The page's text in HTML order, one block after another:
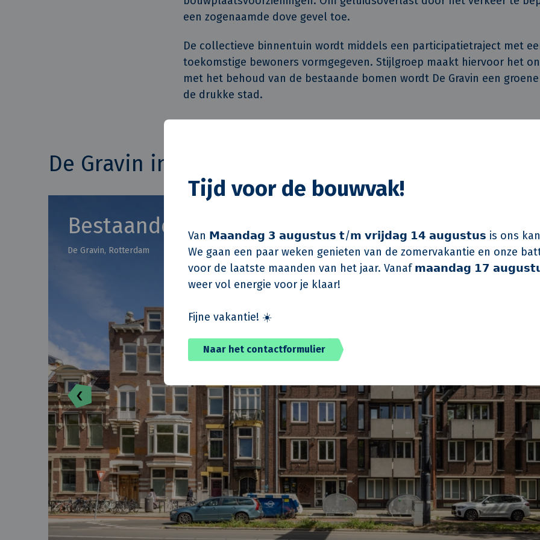
Tijd voor de bouwvak!
Van 𝗠𝗮𝗮𝗻𝗱𝗮𝗴 𝟯 𝗮𝘂𝗴𝘂𝘀𝘁𝘂𝘀 𝘁/𝗺 𝘃𝗿𝗶𝗷𝗱𝗮𝗴 𝟭𝟰 𝗮𝘂𝗴𝘂𝘀𝘁𝘂𝘀 is ons
We gaan een paar weken genieten van de zomervakantie en onze
voor de laatste maanden van het jaar. Vanaf 𝗺𝗮𝗮𝗻𝗱𝗮𝗴 𝟭𝟳
weer vol energie voor je klaar!
Fijne vakantie! ☀️
Naar het contactformulier
een zogenaamde dove gevel toe.
De collectieve binnentuin wordt middels een participatietraject met
toekomstige bewoners vormgegeven. Stijlgroep maakt hiervoor het
met het behoud van de bestaande bomen wordt De Gravin een
de drukke stad.
De Gravin in beeld
Bestaande situatie voorzijde
De Gravin, Rotterdam